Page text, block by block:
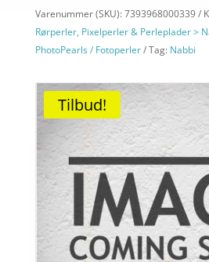
Varenummer (SKU):7393968000339
Rørperler, Pixelperler & Perleplader >
PhotoPearls / Fotoperler
Tag: Nabbi
Tilbud!